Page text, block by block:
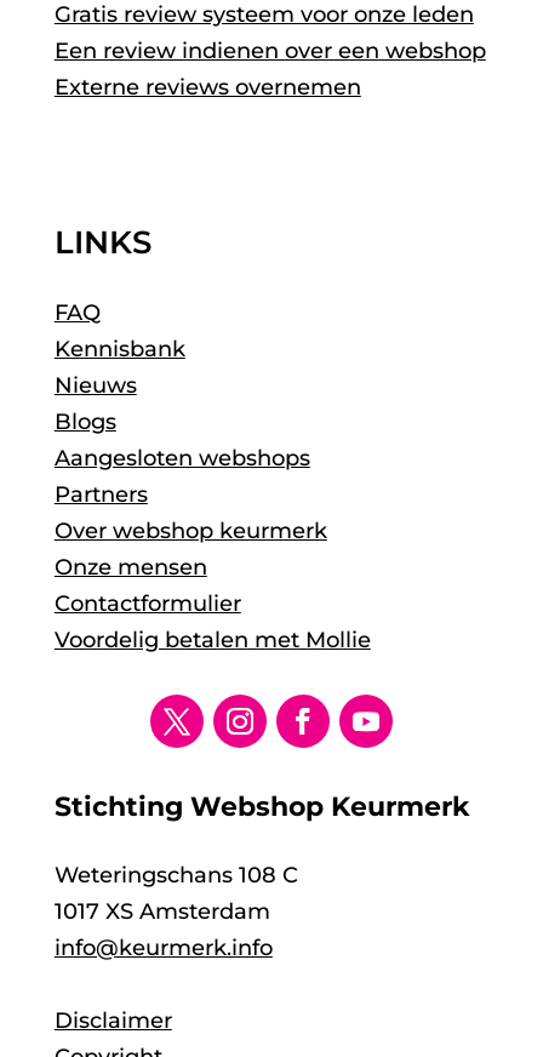
Gratis review systeem voor onze leden
Een review indienen over een webshop
Externe reviews overnemen
LINKS
FAQ
Kennisbank
Nieuws
Blogs
Aangesloten webshops
Partners
Over webshop keurmerk
Onze mensen
Contactformulier
Voordelig betalen met Mollie
Stichting Webshop Keurmerk
Weteringschans 108 C
1017 XS Amsterdam
info@keurmerk.info
Disclaimer